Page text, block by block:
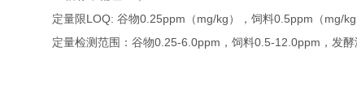
定量限LOQ: 谷物0.25ppm （ mg/kg ），饲料0.5ppm （ mg/kg
定量检测范围：谷物0.25-6.0ppm ，饲料0.5-12.0ppm ，发